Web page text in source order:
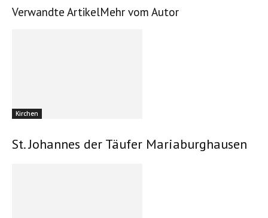
Verwandte ArtikelMehr vom Autor
Kirchen
St. Johannes der Täufer Mariaburghausen